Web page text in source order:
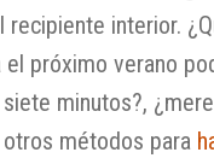
recipiente interior.
el próximo verano
minutos?,
métodos para